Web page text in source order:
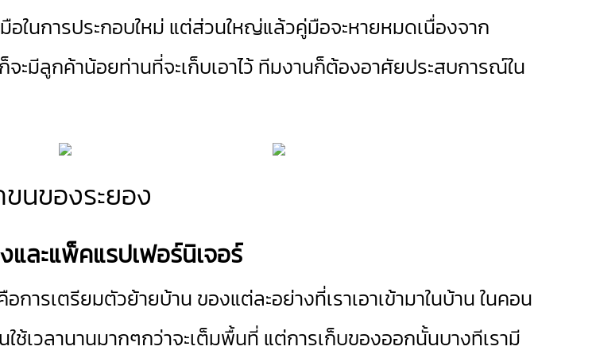
อในการประกอบใหม่ แต่ส่วนใหญ่แล้วคู่มือจะหายหมดเนื่องจาก
ะมีลูกค้าน้อยท่านที่จะเก็บเอาไว้ ทีมงานก็ต้องอาศัยประสบการณ์ใน
และแพ็คแรปเฟอร์นิเจอร์
ารเตรียมตัวย้ายบ้าน ของแต่ละอย่างที่เราเอาเข้ามาในบ้าน ในคอน
ช้เวลานานมากๆกว่าจะเต็มพื้นที่ แต่การเก็บของออกนั้นบางทีเรามี